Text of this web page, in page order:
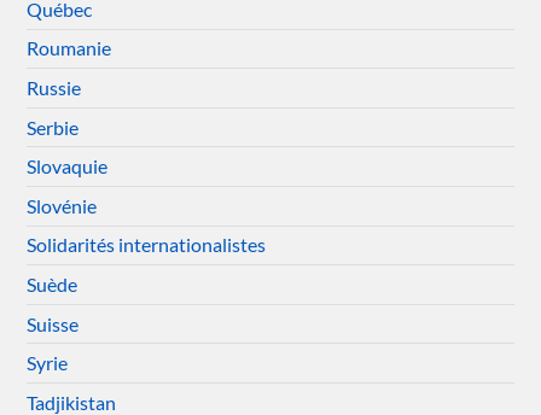
Québec
Roumanie
Russie
Serbie
Slovaquie
Slovénie
Solidarités internationalistes
Suède
Suisse
Syrie
Tadjikistan